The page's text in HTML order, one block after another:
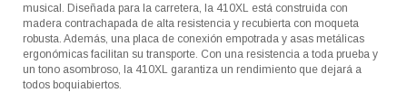
musical. Diseñada para la carretera, la 410XL está construida con
madera contrachapada de alta resistencia y recubierta con moqueta
robusta. Además, una placa de conexión empotrada y asas metálicas
ergonómicas facilitan su transporte. Con una resistencia a toda prueba y
un tono asombroso, la 410XL garantiza un rendimiento que dejará a
todos boquiabiertos.